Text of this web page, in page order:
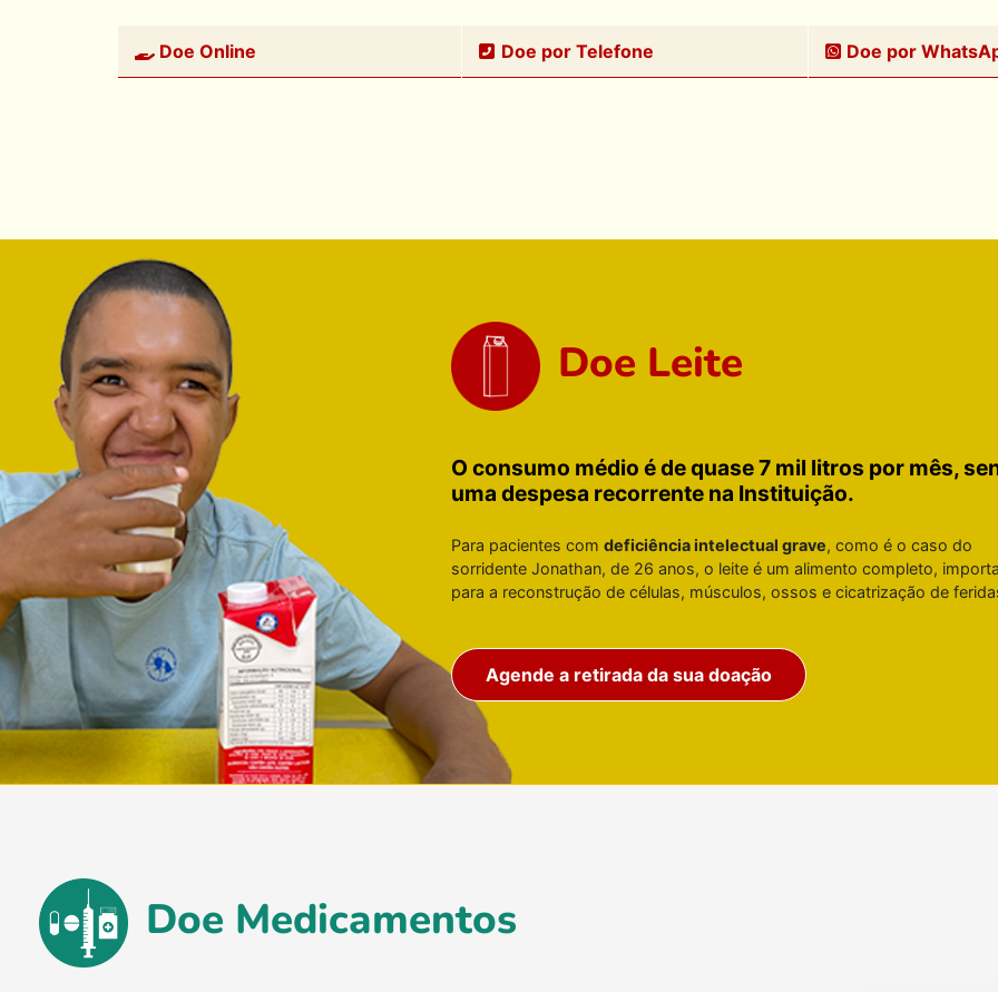
Doe Online Doe por Telefone Doe por
Doe Leite
O consumo médio é de quase7 mil litros por mês,
uma despesa recorrente na Instituição.
Para pacientes com deficiência intelectual grave, como é o caso do
sorridente Jonathan, de 26 anos, o leite é um alimento completo,
para a reconstrução de células, músculos, ossos e cicatrização de
Agende a retirada da sua doação
Doe Medicamentos